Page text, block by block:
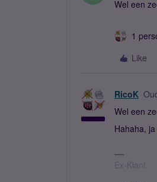
Wel een
1
Like
RicoK
Wel een
Hahaha,
Ex-Klant